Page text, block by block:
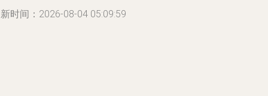
时间：2026-08-04 05:09:59